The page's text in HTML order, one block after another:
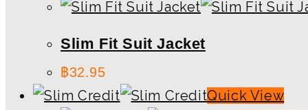
Slim Fit Suit Jacket
฿32.95
Quick View